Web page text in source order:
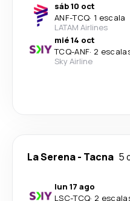
sáb 10 oct
ANF-TCQ· 1 escala
LATAM Airlines
mié 14 oct
TCQ-ANF· 2
Sky Airline
La Serena- Tacna 5
lun 17 ago
LSC-TCQ· 2